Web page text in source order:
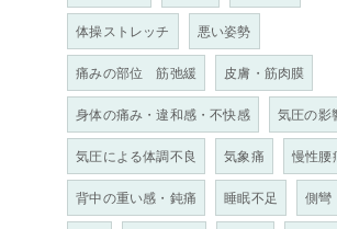
体操ストレッチ 悪い姿勢
痛みの部位 筋弛緩 皮膚・筋肉膜
身体の痛み・違和感・不快感 気圧の影
気圧による体調不良 気象痛 慢性腰
背中の重い感・鈍痛 睡眠不足 側彎